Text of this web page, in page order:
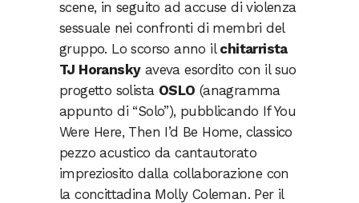
scene, in seguito ad accuse di violenza
sessuale nei confronti di membri del
gruppo. Lo scorso anno il chitarrista
TJ Horanskyaveva esordito con il suo
progetto solista OSLO (anagramma
appunto di “Solo”), pubblicando If You
Were Here, Then I’d Be Home, classico
pezzo acustico da cantautorato
impreziosito dalla collaborazione con
la concittadina Molly Coleman. Per il